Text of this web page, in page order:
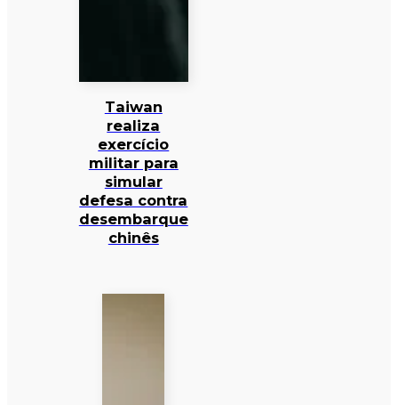
Taiwan
realiza
exercício
militar para
simular
defesa contra
desembarque
chinês